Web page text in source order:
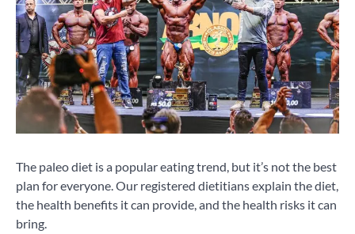
The paleo diet is a popular eating trend, but it’s not the best
plan for everyone. Our registered dietitians explain the diet,
the health benefits it can provide, and the health risks it can
bring.